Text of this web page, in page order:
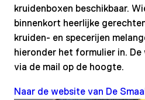
kruidenboxen beschikbaar.
binnenkort heerlijke
kruiden- en specerijen
hieronder het formulier in. De
via de mail op de hoogte.
Naar de website van De